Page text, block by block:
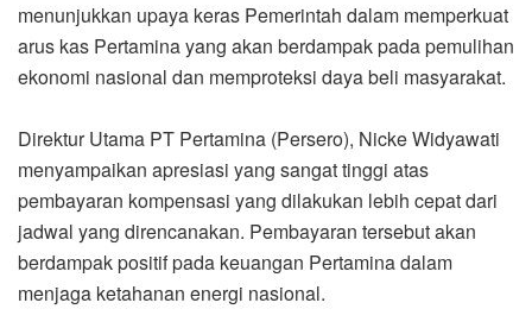
menunjukkan upaya keras Pemerintah dalam memperkuat
arus kas Pertamina yang akan berdampak pada pemulihan
ekonomi nasional dan memproteksi daya beli masyarakat.
Direktur Utama PT Pertamina (Persero), Nicke Widyawati
menyampaikan apresiasi yang sangat tinggi atas
pembayaran kompensasi yang dilakukan lebih cepat dari
jadwal yang direncanakan. Pembayaran tersebut akan
berdampak positif pada keuangan Pertamina dalam
menjaga ketahanan energi nasional.